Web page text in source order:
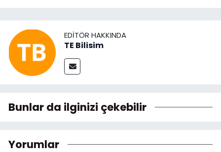
EDITÖR HAKKINDA
TE Bilisim
Bunlar da ilginizi çekebilir
Yorumlar